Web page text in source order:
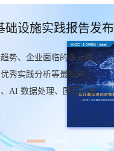
础设施实践报告发布
势、企业面临的多元挑
秀实践分析等最新内
AI 数据处理、国际化布